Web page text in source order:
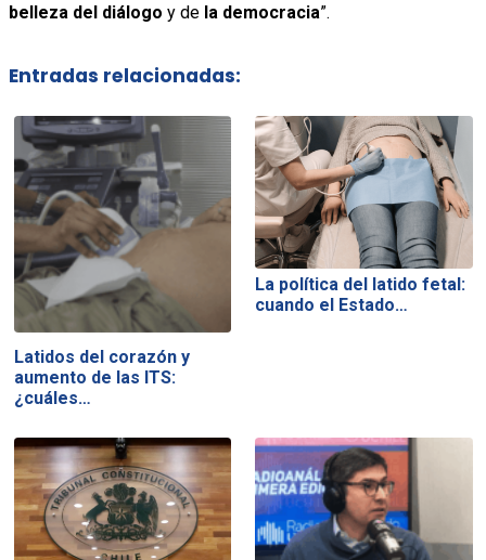
belleza del diálogo y dela democracia”.
Entradas relacionadas:
Latidos del corazón y
aumento de las ITS:
¿cuáles…
La política del latido fetal:
cuando el Estado…